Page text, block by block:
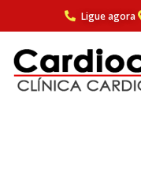
para
o
Ligue agora